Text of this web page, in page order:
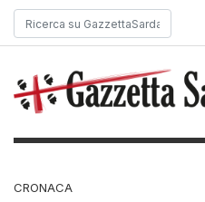
CRONACA